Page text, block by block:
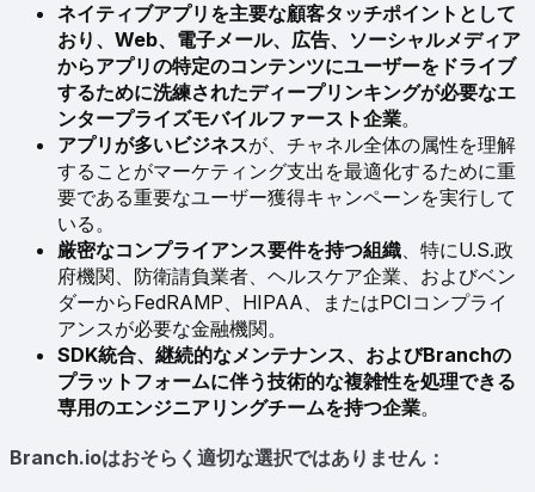
ネイティブアプリを主要な顧客タッチポイントとして
おり、Web、電子メール、広告、ソーシャルメディア
からアプリの特定のコンテンツにユーザーをドライブ
するために洗練されたディープリンキングが必要なエ
ンタープライズモバイルファースト企業。
アプリが多いビジネスが、チャネル全体の属性を理解
することがマーケティング支出を最適化するために重
要である重要なユーザー獲得キャンペーンを実行して
いる。
厳密なコンプライアンス要件を持つ組織、特にU.S.政
府機関、防衛請負業者、ヘルスケア企業、およびベン
ダーからFedRAMP、HIPAA、またはPCIコンプライ
アンスが必要な金融機関。
SDK統合、継続的なメンテナンス、およびBranchの
プラットフォームに伴う技術的な複雑性を処理できる
専用のエンジニアリングチームを持つ企業。
Branch.ioはおそらく適切な選択ではありません：